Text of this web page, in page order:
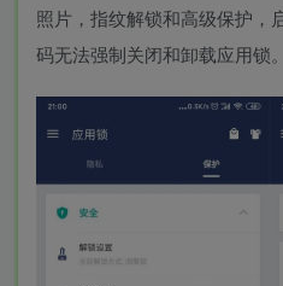
照片，指纹解锁和高级保护，
码无法强制关闭和卸载应用锁。